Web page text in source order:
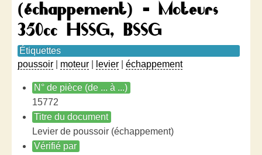
(échappement) - Moteurs
350cc HSSG, BSSG
Étiquettes
poussoir
moteur levier échappement
N° de pièce (de ... à ...)
15772
Titre du document
Levier de poussoir (échappement)
Vérifié par